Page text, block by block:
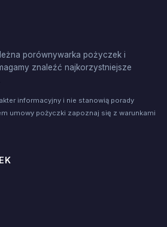
porównywarka pożyczek i
znaleźć najkorzystniejsze
informacyjny i nie stanowią porady
umowy pożyczki zapoznaj się z warunkami